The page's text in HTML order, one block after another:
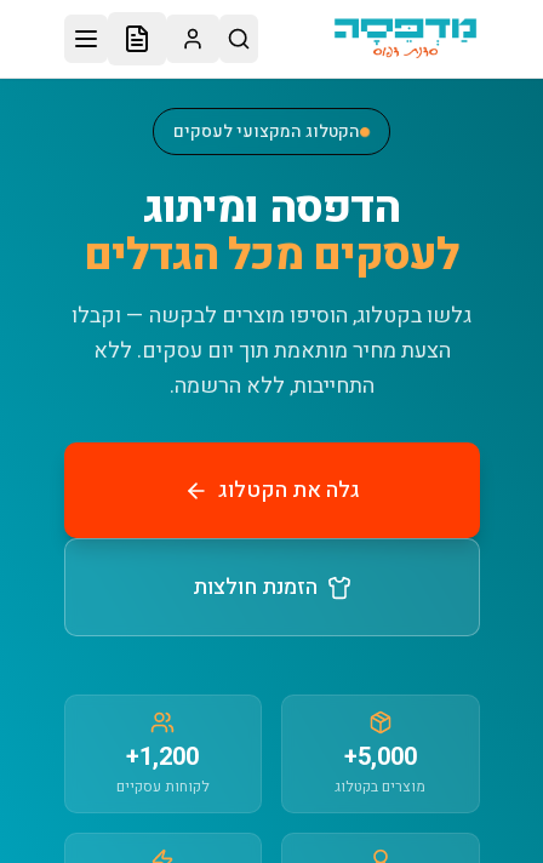
דלג לתוכן הראשי
הקטלוג המקצועי לעסקים
הדפסה ומיתוג
לעסקים מכל הגדלים
גלשו בקטלוג, הוסיפו מוצרים לבקשה — וקבלו
הצעת מחיר מותאמת תוך יום עסקים. ללא
התחייבות, ללא הרשמה.
גלה את הקטלוג
הזמנת חולצות
5,000+
מוצרים בקטלוג
1,200+
לקוחות עסקיים